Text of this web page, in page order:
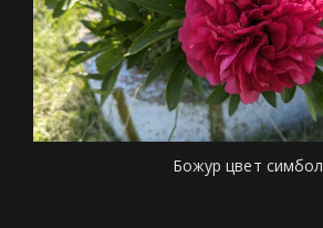
Божур цвет симбол